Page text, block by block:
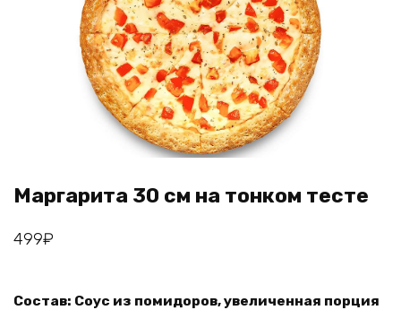
Маргарита 30 см на тонком тесте
499₽
Состав: Соус из помидоров, увеличенная порция